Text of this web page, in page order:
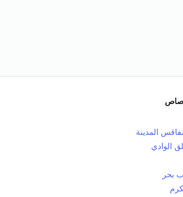
المدينة
الوادي
بحر